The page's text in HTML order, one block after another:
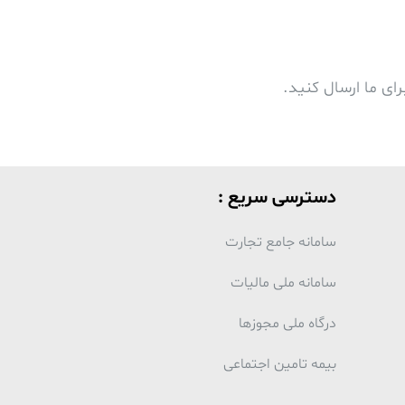
ما ارسال کنید.
دسترسی سریع :
سامانه جامع تجارت
سامانه ملی مالیات
درگاه ملی مجوزها
بیمه تامین اجتماعی